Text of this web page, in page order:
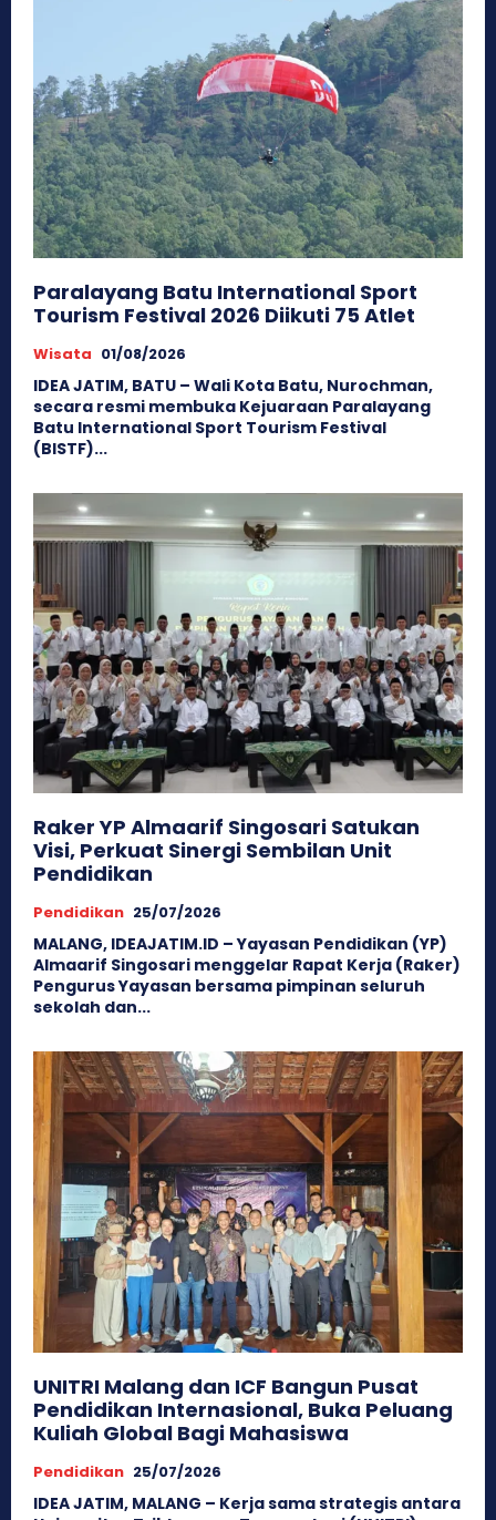
Paralayang Batu International Sport
Tourism Festival 2026 Diikuti 75 Atlet
Wisata 01/08/2026
IDEA JATIM, BATU – Wali Kota Batu, Nurochman,
secara resmi membuka Kejuaraan Paralayang
Batu International Sport Tourism Festival
(BISTF)...
Raker YP Almaarif Singosari Satukan
Visi, Perkuat Sinergi Sembilan Unit
Pendidikan
Pendidikan 25/07/2026
MALANG, IDEAJATIM.ID – Yayasan Pendidikan (YP)
Almaarif Singosari menggelar Rapat Kerja (Raker)
Pengurus Yayasan bersama pimpinan seluruh
sekolah dan...
UNITRI Malang dan ICF Bangun Pusat
Pendidikan Internasional, Buka Peluang
Kuliah Global Bagi Mahasiswa
Pendidikan 25/07/2026
IDEA JATIM, ​MALANG – Kerja sama strategis antara